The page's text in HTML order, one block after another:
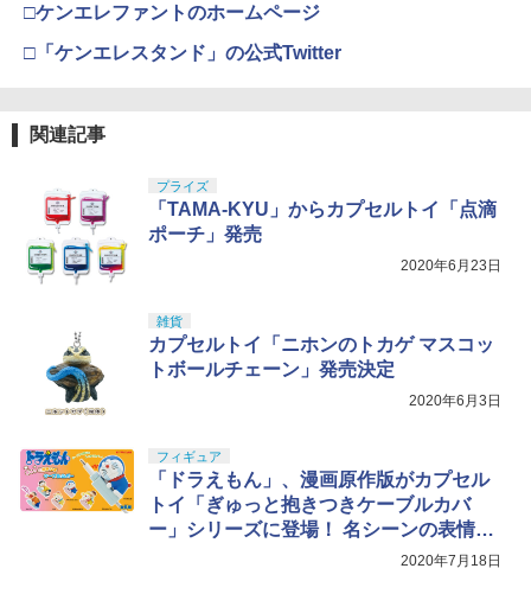
4
TAMASHII NATIONS S.H.フィギュアー
ツ 攻殻機動隊 THE GHOST IN THE SHE
LL 草薙素子 約140mm PVC&ABS製 塗
52TOYS BLINDBOX ディズニー プリン
セス On the Run シリーズ ブラインドボ
ックス フィギュア ガチャガチャ コレク
ション 塗装済み コレクター・誕生日・
￥1,650
分け済みプラモデル
￥4,450
アマスター 1/144スケール 色分け済みプ
ラモデル
￥4,761
型用接着剤 87003
￥184
8ml ホビー用仕上材 B603
￥710
□ケンエレファントのホームページ
□「ケンエレスタンド」の公式Twitter
関連記事
プライズ
「TAMA-KYU」からカプセルトイ「点滴
ポーチ」発売
2020年6月23日
雑貨
カプセルトイ「ニホンのトカゲ マスコッ
トボールチェーン」発売決定
2020年6月3日
フィギュア
「ドラえもん」、漫画原作版がカプセル
トイ「ぎゅっと抱きつきケーブルカバ
ー」シリーズに登場！ 名シーンの表情を
2020年7月18日